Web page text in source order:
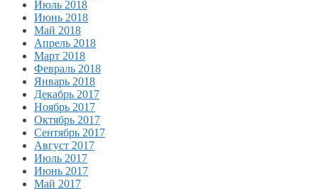
Июль 2018
Июнь 2018
Май 2018
Апрель 2018
Март 2018
Февраль 2018
Январь 2018
Декабрь 2017
Ноябрь 2017
Октябрь 2017
Сентябрь 2017
Август 2017
Июль 2017
Июнь 2017
Май 2017